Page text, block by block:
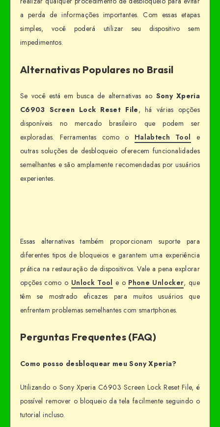
a perda de informações importantes. Com essas etapas
simples, você poderá utilizar seu dispositivo sem
impedimentos.
Alternativas Populares no Brasil
Se você está em busca de alternativas ao Sony Xperia
C6903 Screen Lock Reset File, há várias opções
disponíveis no mercado brasileiro que podem ser
exploradas. Ferramentas como o Halabtech Tool e
outras soluções de desbloqueio oferecem funcionalidades
semelhantes e são amplamente recomendadas por usuários
experientes.
Essas alternativas também proporcionam suporte para
diferentes tipos de bloqueios e garantem uma experiência
prática na restauração de dispositivos. Vale a pena explorar
opções como o Unlock Tool e o Phone Unlocker, que
têm se mostrado eficazes para muitos usuários que
enfrentam problemas semelhantes com smartphones.
Perguntas Frequentes (FAQ)
Como posso desbloquear meu Sony Xperia?
Utilizando o Sony Xperia C6903 Screen Lock Reset File, é
possível remover o bloqueio da tela facilmente seguindo o
tutorial incluso.